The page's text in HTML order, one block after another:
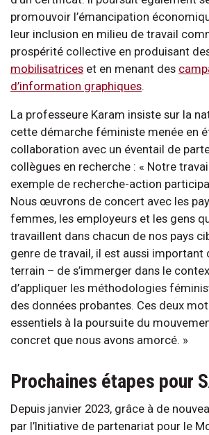
promouvoir l’émancipation
leur inclusion en milieu de travail
prospérité collective en produisant
mobilisatrices et en menant des
d’information graphiques.
La professeure Karam insiste sur la
cette démarche féministe menée en
collaboration avec un éventail de
collègues en recherche : « Notre
exemple de recherche-action
Nous œuvrons de concert avec les
femmes, les employeurs et les gens
travaillent dans chacun de nos pays
genre de travail, il est aussi important
terrain – de s’immerger dans le
d’appliquer les méthodologies
des données probantes. Ces deux
essentiels à la poursuite du
concret que nous avons amorcé. »
Prochaines étapes pour
Depuis janvier 2023, grâce à de
par l’Initiative de partenariat pour le